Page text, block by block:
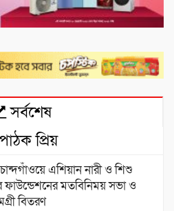
সর্বশেষ
পাঠক প্রিয়
চান্দগাঁওয়ে এশিয়ান নারী ও শিশু
ফাউন্ডেশনের মতবিনিময় সভা ও
বিতরণ